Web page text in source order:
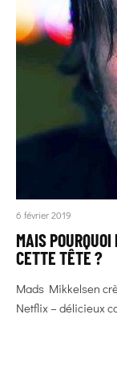
6 février 2019
MAIS
CETTE TÊTE ?
Mads Mikkelsen
Netflix – délicieux